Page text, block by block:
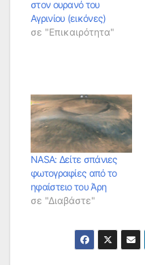
στον ουρανό του
Αγρινίου (εικόνες)
σε "Επικαιρότητα"
NASA: Δείτε σπάνιες
φωτογραφίες από το
ηφαίστειο του Άρη
σε "Διαβάστε"